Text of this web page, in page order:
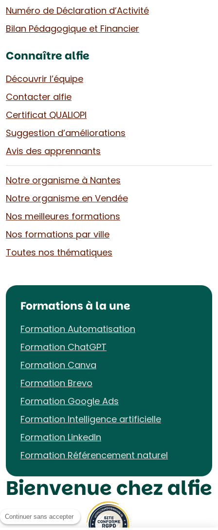
Numéro de Déclaration d’Activité
Bilan Pédagogique et Financier
Connaître alfie
Découvrir l’équipe
Contacter alfie
Certificat QUALIOPI
Suggestion d’améliorations
Avis des apprennants
Notre organisme à Nantes
Notre organisme en Vendée
Nos meilleures formations
Nos formations par ville
Toutes nos thématiques
Formations à la une
Formation Automatisation
Formation ChatGPT
Formation Canva
Formation Brevo
Formation Google Ads
Formation Intelligence artificielle
Formation LinkedIn
Formation Référencement naturel
Bienvenue chez alfie
Continuer sans accepter